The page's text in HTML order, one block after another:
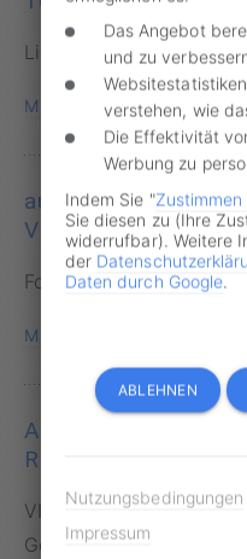
Lichtmessverfahren ·
MESSSTELLE ANZEIGEN
auf der BAB 24, aus
Verschwenk,
Foto ·
MESSSTELLE ANZEIGEN
Abzw. Sonnenberg,
Ri. Ludwigslust
VITRONIC PoliScan FM1
Geschwindigkeitsverstoß
Das Angebot
und zu
verstehen, wie
Die Effektivität
Werbung zu
Indem Sie "
Sie diesen zu (Ihre
widerrufbar). Weitere
der
Daten durch Google.
ABLEHNEN
Nutzungsbedingungen
Impressum